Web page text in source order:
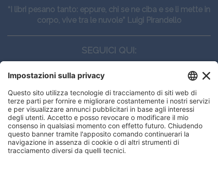
“I libri pesano tanto: eppure, chi se ne ciba e se li mette in
corpo, vive tra le nuvole” Luigi Pirandello
SEGUICI QUI:
CONTATTI
Edi.Ermes srl
Viale E. Forlanini, 21 - 20134, Milano
(+39)027021121
E-mail:eeinfo@eenet.it